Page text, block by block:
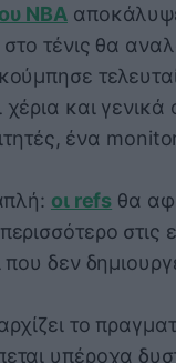
NBA
στο τένις θα
και
ένα
οι refs θα
δεν
το
υπέροχα